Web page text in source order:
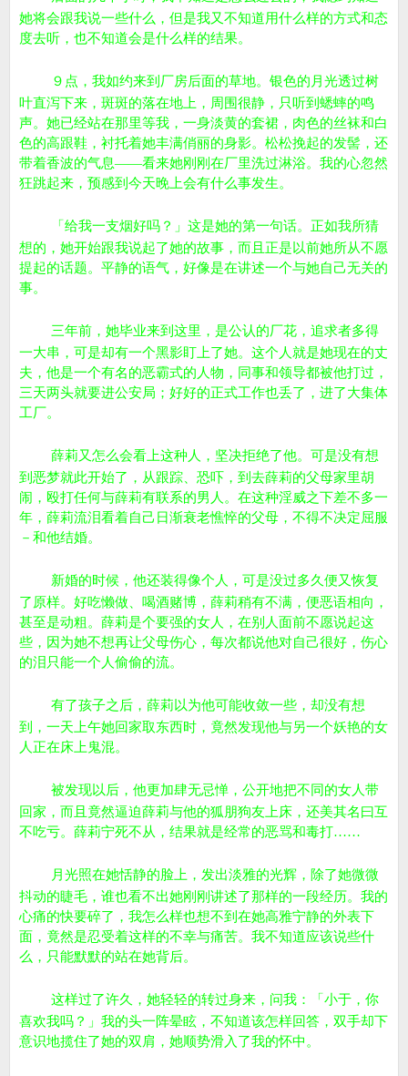
她将会跟我说一些什么，但是我又不知道用什么样的方式和态
度去听，也不知道会是什么样的结果。
９点，我如约来到厂房后面的草地。银色的月光透过树
叶直泻下来，斑斑的落在地上，周围很静，只听到蟋蟀的鸣
声。她已经站在那里等我，一身淡黄的套裙，肉色的丝袜和白
色的高跟鞋，衬托着她丰满俏丽的身影。松松挽起的发髻，还
带着香波的气息——看来她刚刚在厂里洗过淋浴。我的心忽然
狂跳起来，预感到今天晚上会有什么事发生。
「给我一支烟好吗？」这是她的第一句话。正如我所猜
想的，她开始跟我说起了她的故事，而且正是以前她所从不愿
提起的话题。平静的语气，好像是在讲述一个与她自己无关的
事。
三年前，她毕业来到这里，是公认的厂花，追求者多得
一大串，可是却有一个黑影盯上了她。这个人就是她现在的丈
夫，他是一个有名的恶霸式的人物，同事和领导都被他打过，
三天两头就要进公安局；好好的正式工作也丢了，进了大集体
工厂。
薛莉又怎么会看上这种人，坚决拒绝了他。可是没有想
到恶梦就此开始了，从跟踪、恐吓，到去薛莉的父母家里胡
闹，殴打任何与薛莉有联系的男人。在这种淫威之下差不多一
年，薛莉流泪看着自己日渐衰老憔悴的父母，不得不决定屈服
－和他结婚。
新婚的时候，他还装得像个人，可是没过多久便又恢复
了原样。好吃懒做、喝酒赌博，薛莉稍有不满，便恶语相向，
甚至是动粗。薛莉是个要强的女人，在别人面前不愿说起这
些，因为她不想再让父母伤心，每次都说他对自己很好，伤心
的泪只能一个人偷偷的流。
有了孩子之后，薛莉以为他可能收敛一些，却没有想
到，一天上午她回家取东西时，竟然发现他与另一个妖艳的女
人正在床上鬼混。
被发现以后，他更加肆无忌惮，公开地把不同的女人带
回家，而且竟然逼迫薛莉与他的狐朋狗友上床，还美其名曰互
不吃亏。薛莉宁死不从，结果就是经常的恶骂和毒打……
月光照在她恬静的脸上，发出淡雅的光辉，除了她微微
抖动的睫毛，谁也看不出她刚刚讲述了那样的一段经历。我的
心痛的快要碎了，我怎么样也想不到在她高雅宁静的外表下
面，竟然是忍受着这样的不幸与痛苦。我不知道应该说些什
么，只能默默的站在她背后。
这样过了许久，她轻轻的转过身来，问我：「小于，你
喜欢我吗？」我的头一阵晕眩，不知道该怎样回答，双手却下
意识地揽住了她的双肩，她顺势滑入了我的怀中。